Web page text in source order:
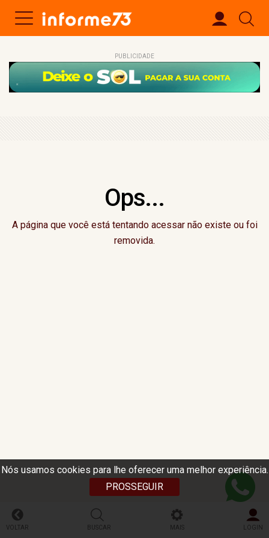
Nós usamos cookies para lhe oferecer uma melhor experiência.
PROSSEGUIR
PUBLICIDADE
Ops...
A página que você está tentando acessar não existe ou foi
removida.
VOLTAR BUSCAR MAIS LOGIN